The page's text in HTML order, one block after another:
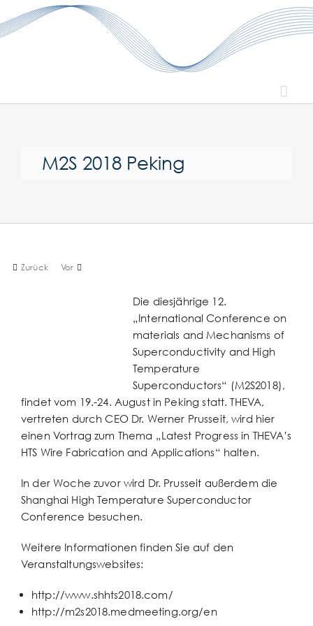
Inhalt
springen
M2S 2018 Peking
Zurück Vor
Die diesjährige 12.
„International Conference on
materials and Mechanisms of
Superconductivity and High
Temperature
Superconductors“ (M2S2018),
findet vom 19.-24. August in Peking statt. THEVA,
vertreten durch CEO Dr. Werner Prusseit, wird hier
einen Vortrag zum Thema „Latest Progress in THEVA’s
HTS Wire Fabrication and Applications“ halten.
In der Woche zuvor wird Dr. Prusseit außerdem die
Shanghai High Temperature Superconductor
Conference besuchen.
Weitere Informationen finden Sie auf den
Veranstaltungswebsites:
http://www.shhts2018.com/
http://m2s2018.medmeeting.org/en